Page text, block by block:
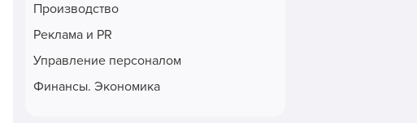
Производство
Реклама и PR
Управление персоналом
Финансы. Экономика